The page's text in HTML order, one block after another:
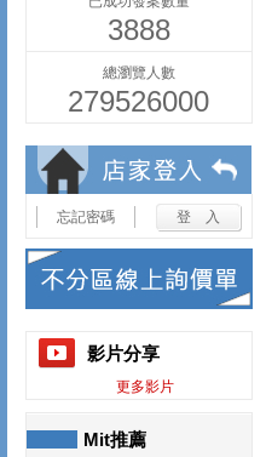
3888
總瀏覽人數
279526000
忘記密碼
影片分享
更多影片
Mit推薦